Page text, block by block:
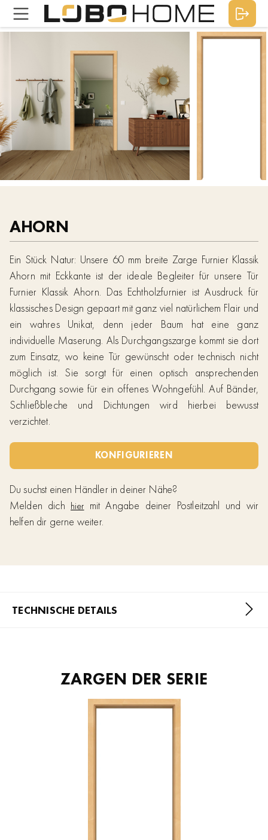
AHORN
Ein Stück Natur: Unsere 60 mm breite Zarge Furnier Klassik
Ahorn mit Eckkante ist der ideale Begleiter für unsere Tür
Furnier Klassik Ahorn. Das Echtholzfurnier ist Ausdruck für
klassisches Design gepaart mit ganz viel natürlichem Flair und
ein wahres Unikat, denn jeder Baum hat eine ganz
individuelle Maserung. Als Durchgangszarge kommt sie dort
zum Einsatz, wo keine Tür gewünscht oder technisch nicht
möglich ist. Sie sorgt für einen optisch ansprechenden
Durchgang sowie für ein offenes Wohngefühl. Auf Bänder,
Schließbleche und Dichtungen wird hierbei bewusst
verzichtet.
KONFIGURIEREN
Du suchst einen Händler in deiner Nähe?
Melden dich hier mit Angabe deiner Postleitzahl und wir
helfen dir gerne weiter.
TECHNISCHE DETAILS
ZARGEN DER SERIE